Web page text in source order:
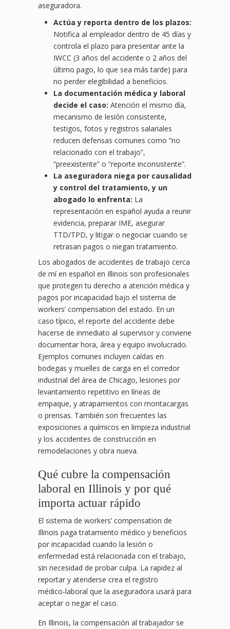
aseguradora.
Actúa y reporta dentro de los plazos:
Notifica al empleador dentro de 45 días y
controla el plazo para presentar ante la
IWCC (3 años del accidente o 2 años del
último pago, lo que sea más tarde) para
no perder elegibilidad a beneficios.
La documentación médica y laboral
decide el caso: Atención el mismo día,
mecanismo de lesión consistente,
testigos, fotos y registros salariales
reducen defensas comunes como “no
relacionado con el trabajo”,
“preexistente” o “reporte inconsistente”.
La aseguradora niega por causalidad
y control del tratamiento, y un
abogado lo enfrenta: La
representación en español ayuda a reunir
evidencia, preparar IME, asegurar
TTD/TPD, y litigar o negociar cuando se
retrasan pagos o niegan tratamiento.
Los abogados de accidentes de trabajo cerca
de mí en español en Illinois son profesionales
que protegen tu derecho a atención médica y
pagos por incapacidad bajo el sistema de
workers’ compensation del estado. En un
caso típico, el reporte del accidente debe
hacerse de inmediato al supervisor y conviene
documentar hora, área y equipo involucrado.
Ejemplos comunes incluyen caídas en
bodegas y muelles de carga en el corredor
industrial del área de Chicago, lesiones por
levantamiento repetitivo en líneas de
empaque, y atrapamientos con montacargas
o prensas. También son frecuentes las
exposiciones a químicos en limpieza industrial
y los accidentes de construcción en
remodelaciones y obra nueva.
Qué cubre la compensación
laboral en Illinois y por qué
importa actuar rápido
El sistema de workers’ compensation de
Illinois paga tratamiento médico y beneficios
por incapacidad cuando la lesión o
enfermedad está relacionada con el trabajo,
sin necesidad de probar culpa. La rapidez al
reportar y atenderse crea el registro
médico‑laboral que la aseguradora usará para
aceptar o negar el caso.
En Illinois, la compensación al trabajador se